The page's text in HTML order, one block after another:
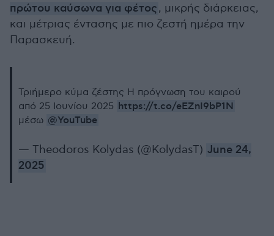
πρώτου καύσωνα για φέτος, μικρής διάρκειας,
και μέτριας έντασης με πιο ζεστή ημέρα την
Παρασκευή.
Τριήμερο κύμα ζέστης H πρόγνωση του καιρού
από 25 Ιουνίου 2025 https://t.co/eEZnI9bP1N
μέσω @YouTube
— Theodoros Kolydas (@KolydasT) June 24,
2025